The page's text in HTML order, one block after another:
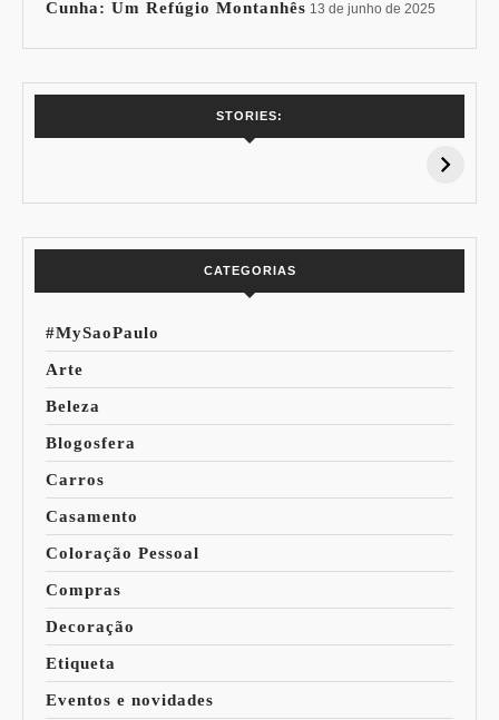
Cunha: Um Refúgio Montanhês 13 de junho de 2025
STORIES:
15% de
Pessoal: Os
CATEGORIAS
#MySaoPaulo
Arte
Beleza
Blogosfera
Carros
Casamento
Coloração Pessoal
Compras
Decoração
Etiqueta
Eventos e novidades